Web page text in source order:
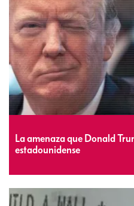
La amenaza que Donald
estadounidense